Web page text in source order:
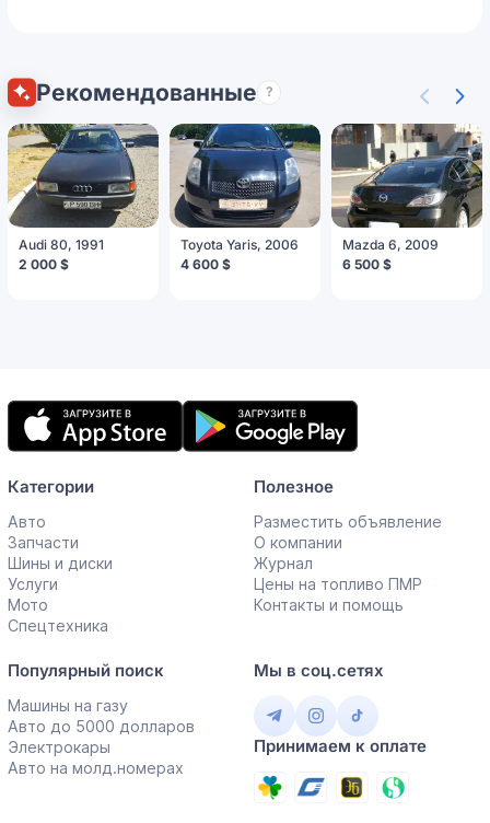
Рекомендованные ?
Audi 80, 1991
2 000 $
Toyota Yaris, 2006
4 600 $
Mazda 6, 2009
6 500 $
Мобильное
приложение
Категории
Авто
Запчасти
Шины и диски
Услуги
Мото
Спецтехника
Полезное
Разместить объявление
О компании
Журнал
Цены на топливо ПМР
Контакты и помощь
Популярный поиск
Машины на газу
Авто до 5000 долларов
Электрокары
Авто на молд.номерах
Мы в соц.сетях
Принимаем к оплате